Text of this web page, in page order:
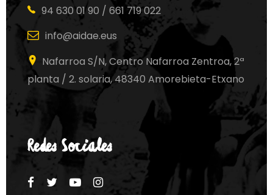
94 630 01 90 / 661 719 022
info@aidae.eus
Nafarroa S/N, Centro Nafarroa Zentroa, 2ª
planta / 2. solaria, 48340 Amorebieta-Etxano
Redes Sociales